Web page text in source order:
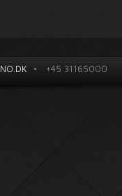
• +45 31165000